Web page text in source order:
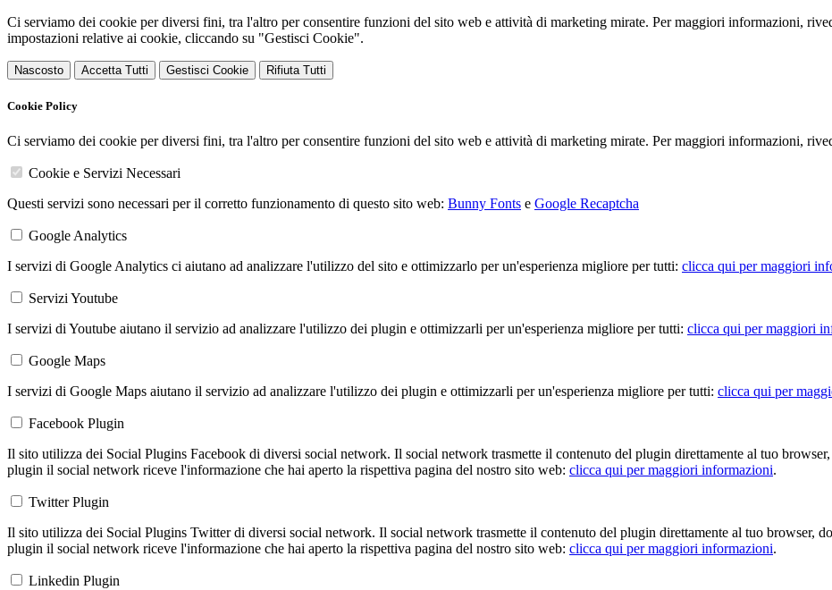
Ci serviamo dei cookie per diversi fini, tra l'altro per consentire funzioni del sito web e attività di marketing mirate. Per maggiori informazioni,
impostazioni relative ai cookie, cliccando su "Gestisci Cookie".
Nascosto Accetta Tutti Gestisci Cookie Rifiuta Tutti
Cookie Policy
Ci serviamo dei cookie per diversi fini, tra l'altro per consentire funzioni del sito web e attività di marketing mirate. Per maggiori informazioni,
Cookie e Servizi Necessari
Questi servizi sono necessari per il corretto funzionamento di questo sito web: Bunny Fonts e Google Recaptcha
Google Analytics
I servizi di Google Analytics ci aiutano ad analizzare l'utilizzo del sito e ottimizzarlo per un'esperienza migliore per tutti: clicca qui per maggiori
Servizi Youtube
I servizi di Youtube aiutano il servizio ad analizzare l'utilizzo dei plugin e ottimizzarli per un'esperienza migliore per tutti: clicca qui per maggiori
Google Maps
I servizi di Google Maps aiutano il servizio ad analizzare l'utilizzo dei plugin e ottimizzarli per un'esperienza migliore per tutti: clicca qui per
Facebook Plugin
Il sito utilizza dei Social Plugins Facebook di diversi social network. Il social network trasmette il contenuto del plugin direttamente al tuo
plugin il social network riceve l'informazione che hai aperto la rispettiva pagina del nostro sito web: clicca qui per maggiori informazioni.
Twitter Plugin
Il sito utilizza dei Social Plugins Twitter di diversi social network. Il social network trasmette il contenuto del plugin direttamente al tuo browser,
plugin il social network riceve l'informazione che hai aperto la rispettiva pagina del nostro sito web: clicca qui per maggiori informazioni.
Linkedin Plugin